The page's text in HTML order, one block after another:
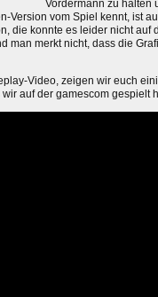
Vordermann zu halten
Version vom Spiel kennt, ist
die konnte es leider nicht auf
man merkt nicht, dass die
Video, zeigen wir euch
auf der gamescom gespielt